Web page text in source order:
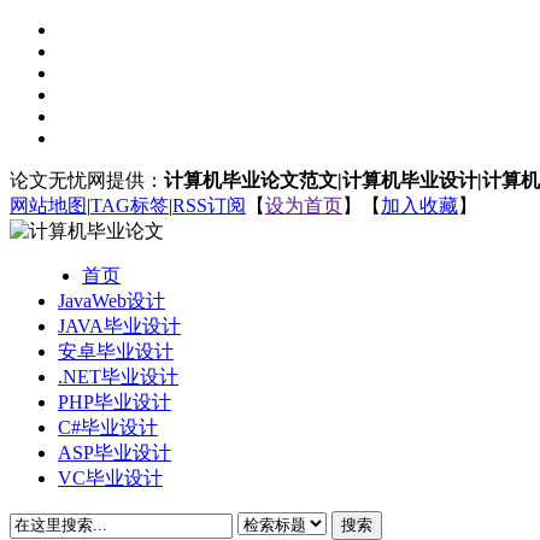
论文无忧网提供： 计算机毕业论文范文|计算机毕业设计|计算
网站地图|TAG标签|RSS订阅 【设为首页】【 加入收藏】
首页
JavaWeb设计
JAVA毕业设计
安卓毕业设计
.NET毕业设计
PHP毕业设计
C#毕业设计
ASP毕业设计
VC毕业设计
搜索